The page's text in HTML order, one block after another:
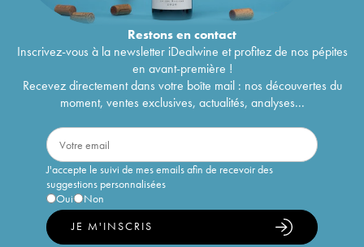
Restons encontact
Inscrivez-vous à la newsletter iDealwine et profitez de nos pépites
en avant-première !
Recevez directement dans votre boîte mail : nos découvertes du
moment, ventes exclusives, actualités, analyses...
J'accepte le suivi de mes emails afin de recevoir des
suggestions personnalisées
Oui
Non
JE M'INSCRIS